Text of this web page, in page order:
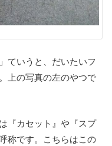
ていうと、だいたいフ
上の写真の左のやつで
『カセット』や『スプ
称です。こちらはこの